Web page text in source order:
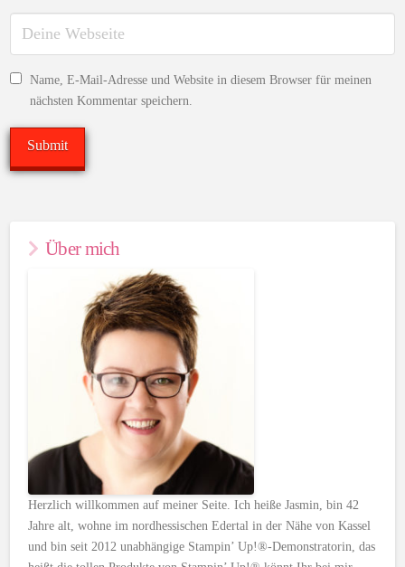
Name, E-Mail-Adresse und Website in diesem Browser für meinen
nächsten Kommentar speichern.
Über mich
Herzlich willkommen auf meiner Seite. Ich heiße Jasmin, bin 42
Jahre alt, wohne im nordhessischen Edertal in der Nähe von Kassel
und bin seit 2012 unabhängige Stampin’ Up!®-Demonstratorin, das